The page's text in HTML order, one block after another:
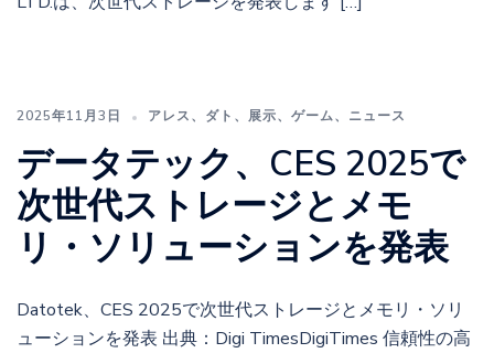
2025年11月3日 アレス、 ダト 、 展示、 ゲーム、 ニュース
データテック、CES 2025で
次世代ストレージとメモ
リ・ソリューションを発表
Datotek、CES 2025で次世代ストレージとメモリ・ソリ
ューションを発表 出典：Digi TimesDigiTimes 信頼性の高